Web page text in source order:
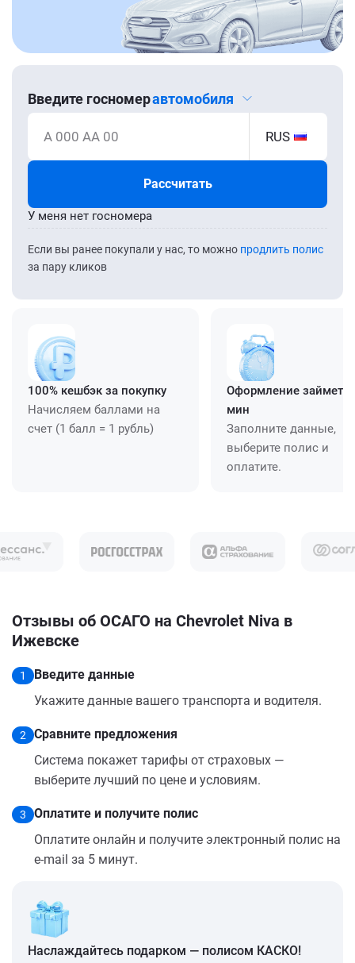
Введите госномеравтомобиля
А 000 АА 00 RUS
Рассчитать
Если вы ранее покупали у нас, то можно продлить полис
за пару кликов
У меня нет госномера
100% кешбэк за покупку
Начисляем баллами на
счет (1 балл = 1 рубль)
Оформление займет
мин
Заполните данные,
выберите полис и
оплатите.
Отзывы об ОСАГО на Chevrolet Niva в
Ижевске
1
Введите данные
Укажите данные вашего транспорта и водителя.
2
Сравните предложения
Система покажет тарифы от страховых —
выберите лучший по цене и условиям.
3
Оплатите и получите полис
Оплатите онлайн и получите электронный полис на
e-mail за 5 минут.
Наслаждайтесь подарком — полисом КАСКО!